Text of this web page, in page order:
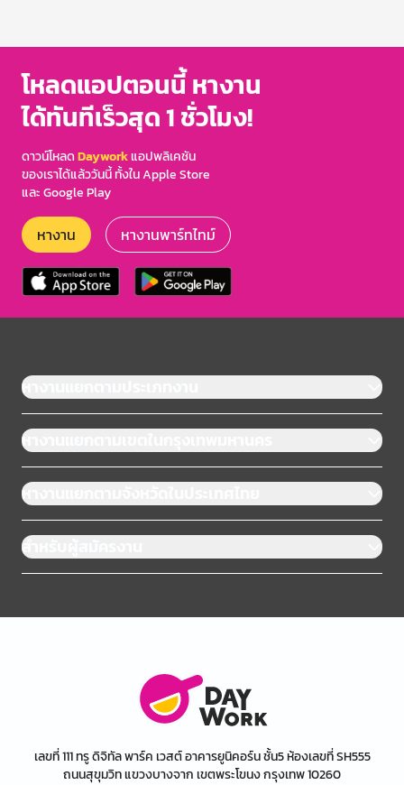
โหลดแอปตอนนี้ หางาน
ได้ทันทีเร็วสุด 1 ชั่วโมง!
ดาวน์โหลดDayworkแอปพลิเคชัน
ของเราได้แล้ววันนี้ ทั้งใน Apple Store
และ Google Play
หางาน หางานพาร์ทไทม์
หางานแยกตามประเภทงาน
หางานแยกตามเขตในกรุงเทพมหานคร
หางานแยกตามจังหวัดในประเทศไทย
สำหรับผู้สมัครงาน
เลขที่ 111 ทรู ดิจิทัล พาร์ค เวสต์ อาคารยูนิคอร์น ชั้น5 ห้องเลขที่ SH555
ถนนสุขุมวิท แขวงบางจาก เขตพระโขนง กรุงเทพ 10260